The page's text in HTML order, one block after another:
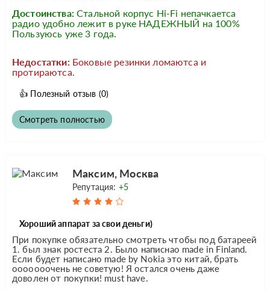
Достоинства: Стальной корпус Нi-Fi непачкаетса
радио удобно лежит в руке НАДЕЖНЫЙ на 100%
Пользуюсь уже 3 года.
Недостатки: Боковые резинки ломаютса и
протираютса.
👍 Полезный отзыв (0)
Смотреть полностью
Максим, Москва
Репутация: +5
Хороший аппарат за свои деньги)
При покупке обязательно смотреть чтобы под батареей
1. был знак ростеста 2. Было написнао made in Finland.
Если будет написано made by Nokia это китай, брать
ооооооочень не советую! Я остался очень даже
доволен от покупки! must have.